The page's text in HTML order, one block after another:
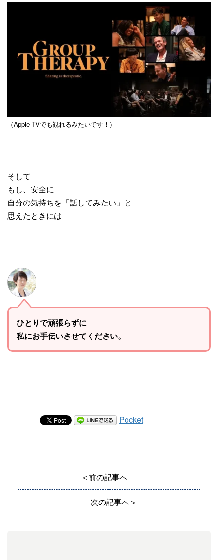
（Apple TVでも観れるみたいです！）
そして
もし、安全に
自分の気持ちを「話してみたい」と
思えたときには
ひとりで頑張らずに
私にお手伝いさせてください。
Pocket
＜前の記事へ
次の記事へ＞